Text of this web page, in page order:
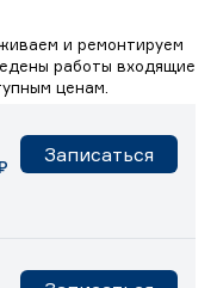
и ремонтируем
работы входящие
ценам.
Записаться